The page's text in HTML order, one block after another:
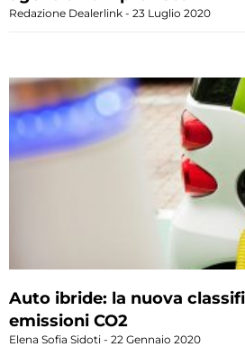
Redazione Dealerlink 23 Luglio 2020
Auto ibride: la nuova
emissioni CO2
Elena Sofia Sidoti 22 Gennaio 2020